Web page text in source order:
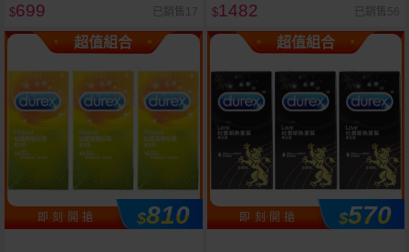
$699 已銷售17 $1482 已銷售56
超值組合
即 刻 開 搶 $810
超值組合
即 刻 開 搶 $570